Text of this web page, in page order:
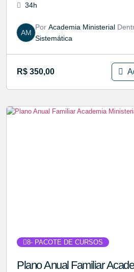
34h
AM
Por Academia Ministerial
Sistemática
R$ 350,00
8- PACOTE DE CURSOS
Plano Anual Familiar